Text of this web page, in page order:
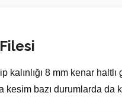
kalınlığı 8 mm kenar
kesim bazı durumlarda da